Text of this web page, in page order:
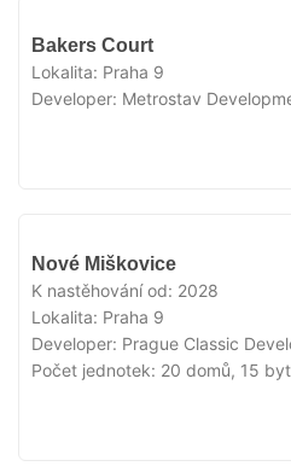
Bakers Court
Lokalita: Praha 9
Developer: Metrostav
Nové Miškovice
K nastěhování od: 2028
Lokalita: Praha 9
Developer: Prague Classic
Počet jednotek: 20 domů, 15